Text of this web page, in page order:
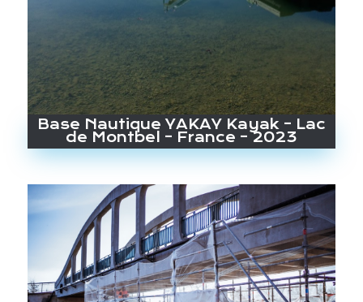
Base Nautique YAKAY Kayak – Lac
de Montbel – France – 2023